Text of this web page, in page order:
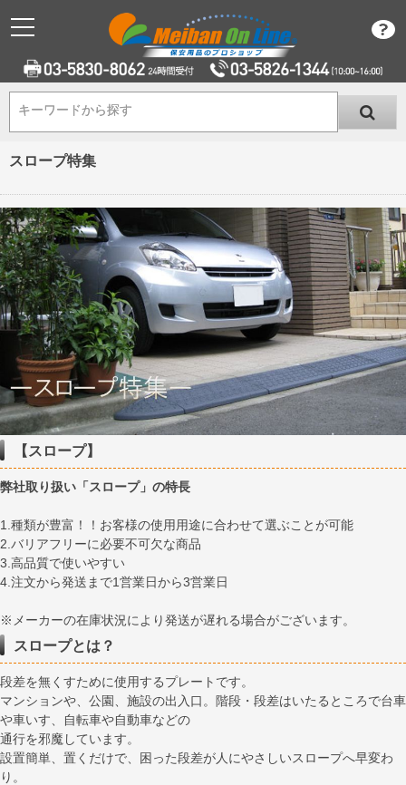
キーワードから探す
キーワードから探す
スロープ特集
【スロープ】
弊社取り扱い「スロープ」の特長
1.種類が豊富！！お客様の使用用途に合わせて選ぶことが可能
2.バリアフリーに必要不可欠な商品
3.高品質で使いやすい
4.注文から発送まで1営業日から3営業日
※メーカーの在庫状況により発送が遅れる場合がございます。
スロープとは？
段差を無くすために使用するプレートです。
マンションや、公園、施設の出入口。階段・段差はいたるところで台車
や車いす、自転車や自動車などの
通行を邪魔しています。
設置簡単、置くだけで、困った段差が人にやさしいスロープへ早変わ
り。